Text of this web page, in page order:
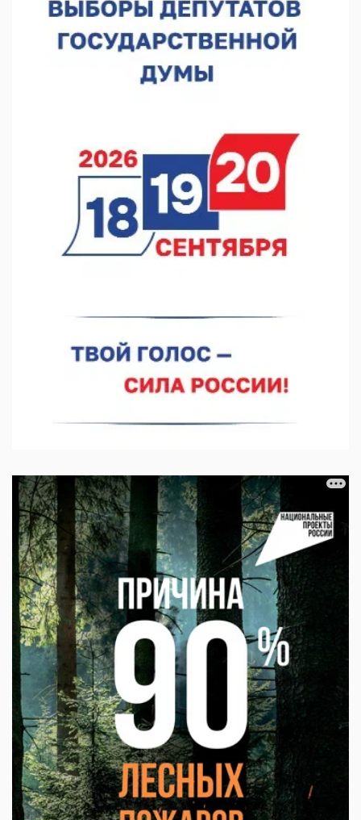
В Нижнем Новгороде отметили 70-летие Дня строителя
07.08.2026 12:04
В Нижегородской области созданы четыре ММЦ
07.08.2026 11:46